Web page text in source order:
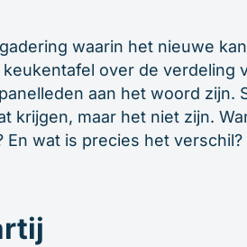
waarin het nieuwe
over de verdeling
aan het woord
krijgen, maar het niet zijn.
En wat is precies het